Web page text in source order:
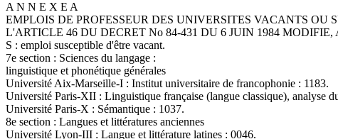
A N N E X E A
EMPLOIS DE PROFESSEUR DES UNIVERSITES VACANTS
L'ARTICLE 46 DU DECRET No 84-431 DU 6 JUIN 1984
S : emploi susceptible d'être vacant.
7e section : Sciences du langage :
linguistique et phonétique générales
Université Aix-Marseille-I : Institut universitaire de francophonie : 1183.
Université Paris-XII : Linguistique française (langue classique), analyse
Université Paris-X : Sémantique : 1037.
8e section : Langues et littératures anciennes
Université Lyon-III : Langue et littérature latines : 0046.